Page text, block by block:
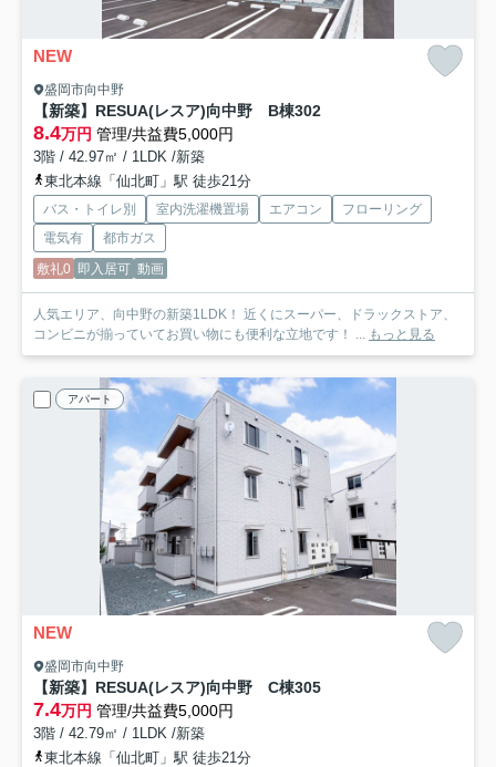
NEW
盛岡市向中野
【新築】RESUA(レスア)向中野 B棟302
8.4万円 管理/共益費5,000円
3階 / 42.97㎡ / 1LDK /新築
東北本線「仙北町」駅 徒歩21分
バス・トイレ別 室内洗濯機置場 エアコン
フローリング
電気有
都市ガス
敷礼0 即入居可 動画
人気エリア、向中野の新築1LDK！ 近くにスーパー、ドラックストア、
コンビニが揃っていてお買い物にも便利な立地です！ ...
もっと見る
アパート
NEW
盛岡市向中野
【新築】RESUA(レスア)向中野 C棟305
7.4万円 管理/共益費5,000円
3階 / 42.79㎡ / 1LDK /新築
東北本線「仙北町」駅 徒歩21分